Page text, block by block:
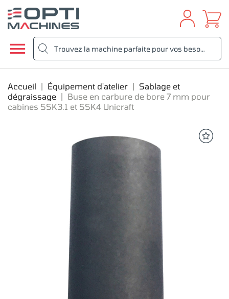

Accueil Équipement d'atelier
Sablage et
dégraissage
Buse en carbure de bore 7 mm pour
cabines SSK3.1 et SSK4 Unicraft